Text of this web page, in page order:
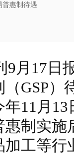
普惠制待遇
9月17日
GSP）
11月
制实施
工等行